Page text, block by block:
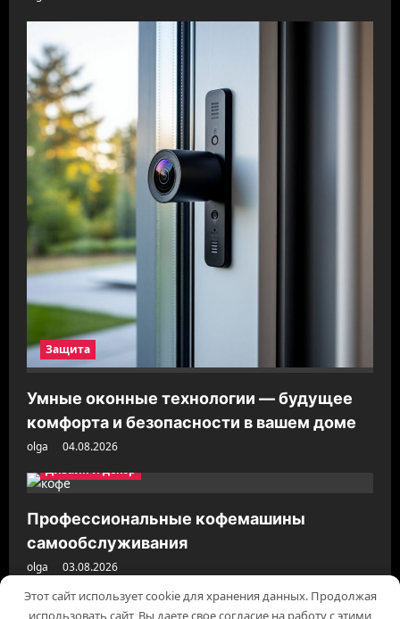
Защита
Умные оконные технологии — будущее
комфорта и безопасности в вашем доме
olga
04.08.2026
Дизайн и декор
Профессиональные кофемашины
самообслуживания
olga 03.08.2026
Этот сайт использует cookie для хранения данных. Продолжая
использовать сайт, Вы даете свое согласие на работу с этими